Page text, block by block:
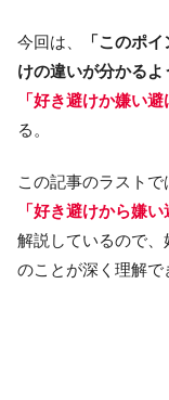
今回は、
「このポ
けの違いが分かるよ
「好き避けか嫌い避
る。
この記事のラストで
「好き避けから嫌
解説しているので
のことが深く理解で